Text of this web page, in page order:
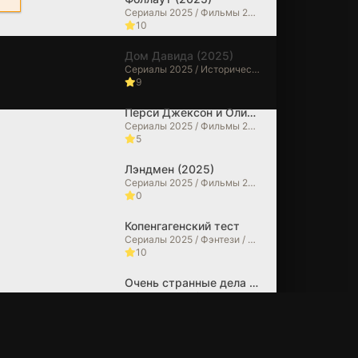
Сериалы 2025 / Фильмы 2025 / Фантастические / Боевики / Фильмы-приключения / Драмы / Зарубежные сериалы
10
Дом Давида (2025)
Сериалы 2025 / Исторические фильмы / Фильмы 2025 / Фильмы в 4K
9
Перси Джексон и Олимпийцы (2025)
Сериалы 2025 / Фильмы 2025 / Фэнтези / Фильмы-приключения / Боевики / Зарубежные сериалы / Фильмы в 4K
5
Лэндмен (2025)
Сериалы 2025 / Фильмы 2025 / Драмы / Зарубежные сериалы
0
Копенгагенский тест
Сериалы 2025 / Фэнтези / Фантастические / Боевики / Зарубежные сериалы
10
Очень странные дела (2025)
Сериалы 2025 / Фильмы 2025 / Ужасы / Триллеры / Драмы / Детективы / Фэнтези / Фантастические / Фильмы в 4K / Зарубежные сериалы